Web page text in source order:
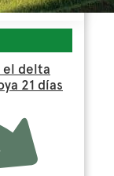
el delta
21 días